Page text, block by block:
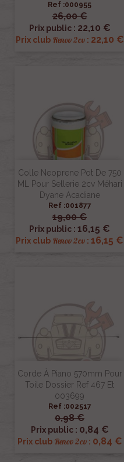
Ref :000955
26,00 €
Prix public : 22,10 €
Prix club Renov 2cv: 22,10 €
Colle Neoprene Pot De 750
ML Pour Sellerie 2cv Méhari
Dyane Acadiane
Ref :001877
19,00 €
Prix public : 16,15 €
Prix club Renov 2cv : 16,15 €
Corde À Piano 570mm Pour
Toile Dossier Ref 467 Et
003699
Ref :002517
0,98 €
Prix public : 0,84 €
Prix club Renov 2cv: 0,84 €